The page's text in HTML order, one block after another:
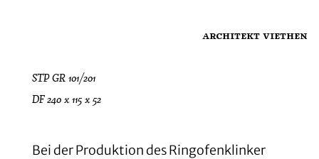
architekt viethen
STP GR 101/201
DF 240 x 115 x 52
Bei der Produktion des Ringofenklinker